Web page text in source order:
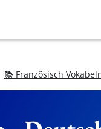
📚 Französisch